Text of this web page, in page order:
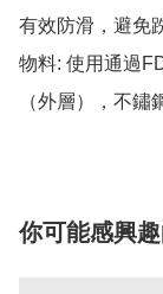
有效防滑，避免
物料: 使用通過
你可能感興